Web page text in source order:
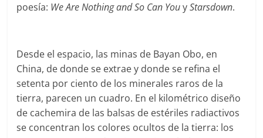
poesía: We Are Nothing and So Can YouyStarsdown.
Desde el espacio, las minas de Bayan Obo, en
China, de donde se extrae y donde se refina el
setenta por ciento de los minerales raros de la
tierra, parecen un cuadro. En el kilométrico diseño
de cachemira de las balsas de estériles radiactivos
se concentran los colores ocultos de la tierra: los